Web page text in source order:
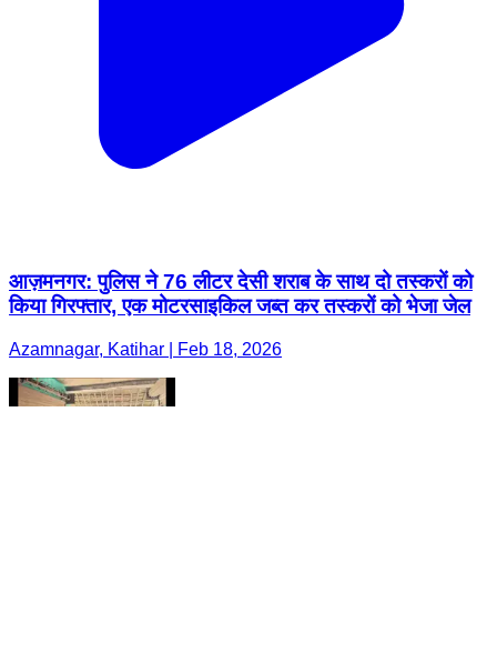
आज़मनगर: पुलिस ने 76 लीटर देसी शराब के साथ दो तस्करों को
किया गिरफ्तार, एक मोटरसाइकिल जब्त कर तस्करों को भेजा जेल
Azamnagar, Katihar | Feb 18, 2026